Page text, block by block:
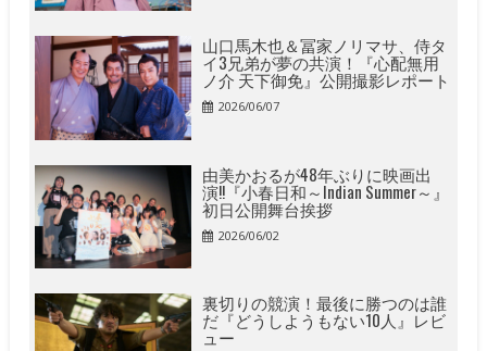
山口馬木也＆冨家ノリマサ、侍タ
イ3兄弟が夢の共演！『心配無用
ノ介 天下御免』公開撮影レポート
2026/06/07
由美かおるが48年ぶりに映画出
演!!『小春日和～Indian Summer～』
初日公開舞台挨拶
2026/06/02
裏切りの競演！最後に勝つのは誰
だ『どうしようもない10人』レビ
ュー